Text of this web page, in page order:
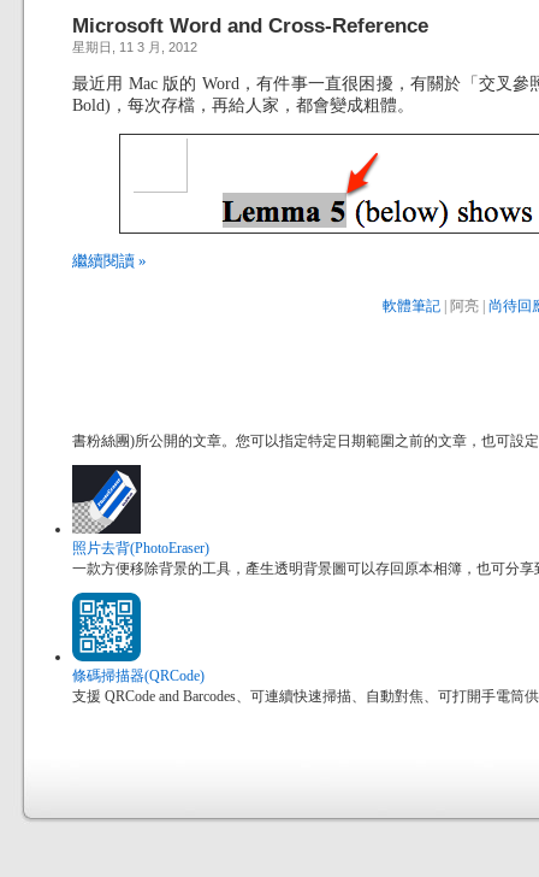
Microsoft Word and Cross-Reference
星期日, 11 3 月, 2012
最近用 Mac 版的 Word，有件事一直很困擾，有關於「交叉參
Bold)，每次存檔，再給人家，都會變成粗體。
繼續閱讀 »
軟體筆記| 阿亮 | 尚待回
書粉絲團)所公開的文章。您可以指定特定日期範圍之前的文章，也可設
照片去背(PhotoEraser)
一款方便移除背景的工具，產生透明背景圖可以存回原本相簿，也可分享
條碼掃描器(QRCode)
支援 QRCode and Barcodes、可連續快速掃描、自動對焦、可打開手電筒